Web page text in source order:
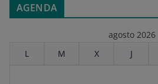
AGENDA
agosto 2026
L
M X J